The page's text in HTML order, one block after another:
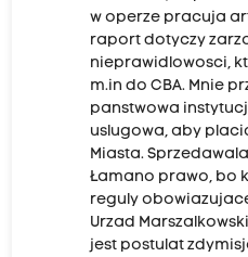
w operze pracuja
raport dotyczy
nieprawidlowosci,
m.in do CBA. Mnie
panstwowa
uslugowa, aby
Miasta.
Łamano prawo, bo
reguly
Urzad
jest postulat